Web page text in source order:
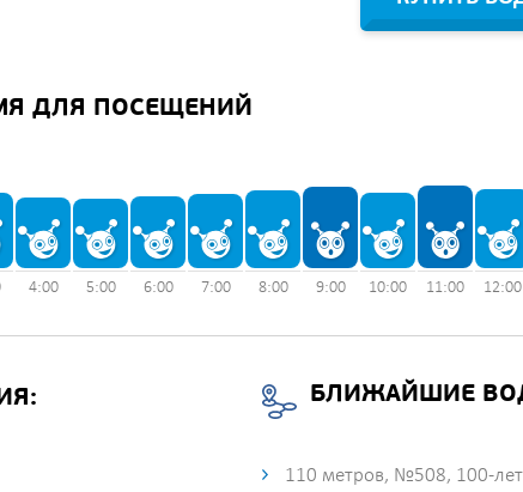
ДЛЯ ПОСЕЩЕНИЙ
4:00 5:00 6:00 7:00 8:00 9:00 10:00 11:00 12:00
БЛИЖАЙШИЕ
110 метров, №508, 100-